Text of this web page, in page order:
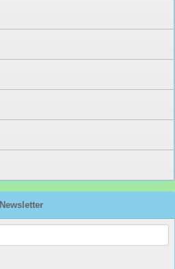
Newsletter